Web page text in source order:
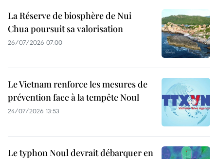
La Réserve de biosphère de Nui
Chua poursuit sa valorisation
26/07/2026 07:00
Le Vietnam renforce les mesures de
prévention face à la tempête Noul
24/07/2026 13:53
Le typhon Noul devrait débarquer en